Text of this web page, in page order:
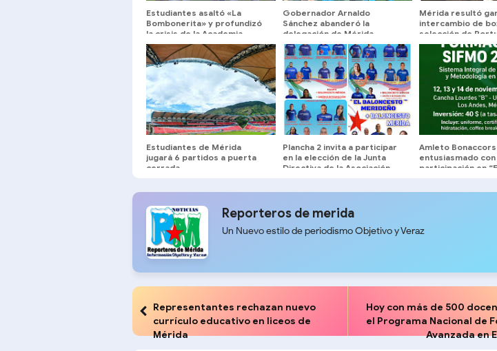
Estudiantes asaltó «La
Bombonerita» y profundizó
la crisis de la Academia
Puerto Cabello
Gobernador Arnaldo
Sánchez abanderó la
delegación de Mérida
Mérida resultó
intercambio de
selección de
El Vigía
Estudiantes de Mérida
jugará 6 partidos a puerta
cerrada
Plancha 2 invita a participar
en la elección de la Junta
Directiva de la Asociación
Amleto
entusiasmado con
participación en
Reporteros de merida
Un Nuevo estilo de periodismo Objetivo y Veraz
Representantes rechazan nuevo
currículo educativo en liceos de
Mérida
Hoy con más de 500
el Programa Nacional de
Avanzada en